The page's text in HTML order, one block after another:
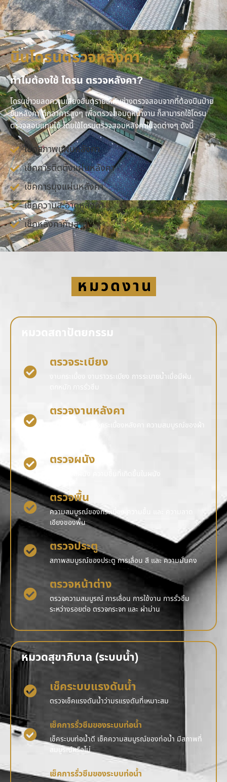
บินโดรนตรวจหลังคา
ทำไมต้องใช้ โดรน ตรวจหลังคา?
โดรนช่าวยลดความเสี่ยงอันตรายให้กับช่างตรวจสอบจากที่ต้องปีนป่าย
ขึ้นหลังคา ตึกอาคารสูงๆ เพื่อตรวจสอบดูหน้างาน ก็สามารถใช้โดรน
ตรวจสอบแทนได้ โดยใช้โดรนตรวจสอบหลังคาในจุดต่างๆ ดังนี้
เช็คสภาพแผ่นหลังคา
เช็คการติดตั้งแผ่นหลังคา
เช็คการมุงแผ่นหลังคา
เช็คความสะอาดหลังคา
เช็คหลังคากันสาด
หมวดงาน
หมวดสถาปัตยกรรม
ตรวจระเบียง
งานกระเบื้อง งานราวระเบียง การระบายน้ำเมื่อมีฝน
ตรวจงานหลังคา
ความสมบูรณ์ของกระเบื้องหลังคา ความสมบูรณ์ของผ้า
ตรวจผนัง
ตรวจพื้น
ความสมบูรณ์ของกระเบื้อง ความชื้น และ ความลาด
เอียงของพื้น
ตรวจประตู
สภาพสมบูรณ์ของประตู การเลื่อน สี และ ความมั่นคง
ตรวจหน้าต่าง
ตรวจความสมบูรณ์ การเลื่อน การใช้งาน การรั่วซึม
ระหว่างรอยต่อ ตรวจกระจก และ ผ่าม่าน
หมวดสุขาภิบาล (ระบบน้ำ)
เช็คระบบแรงดันน้ำ
ตรวจเช็คแรงดันน้ำว่ามรแรงดันที่เหมาะสม
เช็คการรั่วซึมของระบบท่อน้ำ
เช็คระบบท่อน้ำดี เช็คความสมบูรณ์ของท่อน้ำ มีสภาพที่
สมบูรณ์หรือไม่
เช็คการรั่วซึมของระบบท่อน้ำ